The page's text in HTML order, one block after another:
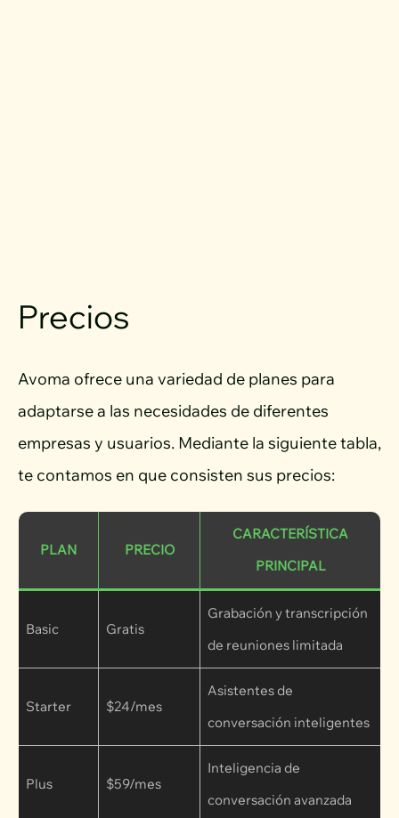
Precios
Avoma ofrece una variedad de planes para
adaptarse a las necesidades de diferentes
empresas y usuarios. Mediante la siguiente tabla,
te contamos en que consisten sus precios:
PLAN PRECIO
CARACTERÍSTICA
PRINCIPAL
Basic Gratis
Grabación y transcripción
de reuniones limitada
Starter $24/mes
Asistentes de
conversación inteligentes
Plus $59/mes
Inteligencia de
conversación avanzada